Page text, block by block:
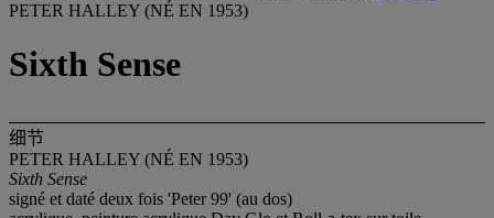
PETER HALLEY (NÉ EN 1953)
Sixth Sense
细节
PETER HALLEY (NÉ EN 1953)
Sixth Sense
signé et daté deux fois 'Peter 99' (au dos)